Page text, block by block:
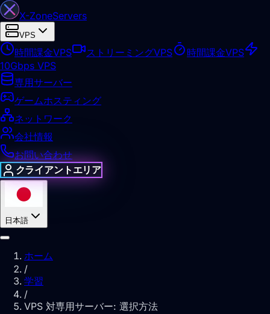
X-ZoneServers
VPS
時間課金VPS ストリーミングVPS
時間課金VPS
10Gbps VPS
専用サーバー
ゲームホスティング
ネットワーク
会社情報
お問い合わせ
クライアントエリア
日本語
ホーム
/
学習
/
VPS 対専用サーバー: 選択方法